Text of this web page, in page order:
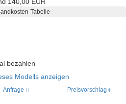
Tabelle
Modells anzeigen
Anfrage Preisvorschlag